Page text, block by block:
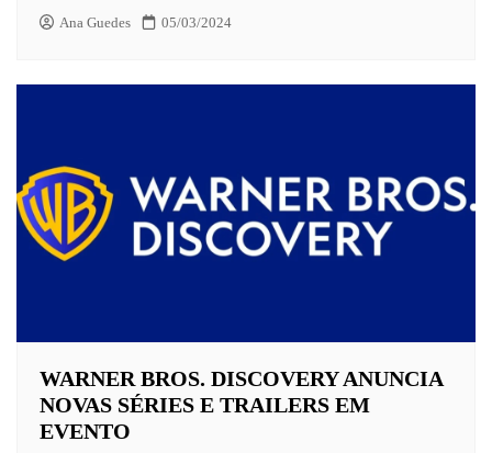
Ana Guedes 05/03/2024
WARNER BROS. DISCOVERY ANUNCIA
NOVAS SÉRIES E TRAILERS EM
EVENTO